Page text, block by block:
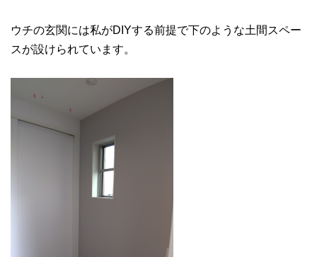
ウチの玄関には私がDIYする前提で下のような土間スペー
スが設けられています。